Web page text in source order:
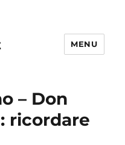
MENU
– Don
ricordare